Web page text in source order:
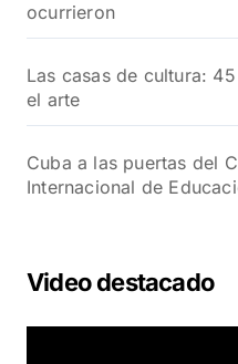
ocurrieron
Las casas de cultura:
el arte
Cuba a las puertas del
Internacional de
Video destacado